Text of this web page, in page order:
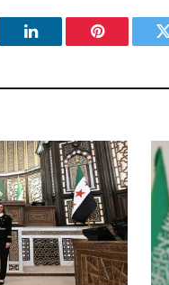
تويتر بينتيريست